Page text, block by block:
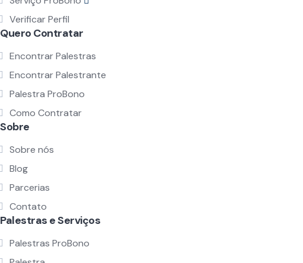
Verificar Perfil
Quero Contratar
Encontrar Palestras
Encontrar Palestrante
Palestra ProBono
Como Contratar
Sobre
Sobre nós
Blog
Parcerias
Contato
Palestras e Serviços
Palestras ProBono